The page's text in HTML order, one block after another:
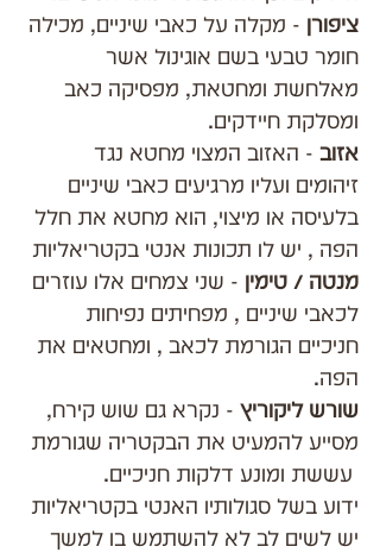
ציפורן - מקלה על כאבי שיניים, מכילה
חומר טבעי בשם אוגינול אשר
מאלחשת ומחטאת, מפסיקה כאב
ומסלקת חיידקים.
אזוב - האזוב המצוי מחטא נגד
זיהומים ועליו מרגיעים כאבי שיניים
בלעיסה או מיצוי, הוא מחטא את חלל
הפה , יש לו תכונות אנטי בקטריאליות
מנטה / טימין - שני צמחים אלו עוזרים
לכאבי שיניים , מפחיתים נפיחות
חניכיים הגורמת לכאב , ומחטאים את
הפה.
שורש ליקוריץ - נקרא גם שוש קירח,
מסייע להמעיט את הבקטריה שגורמת
עששת ומונע דלקות חניכיים.
ידוע בשל סגולותיו האנטי בקטריאליות
יש לשים לב לא להשתמש בו למשך